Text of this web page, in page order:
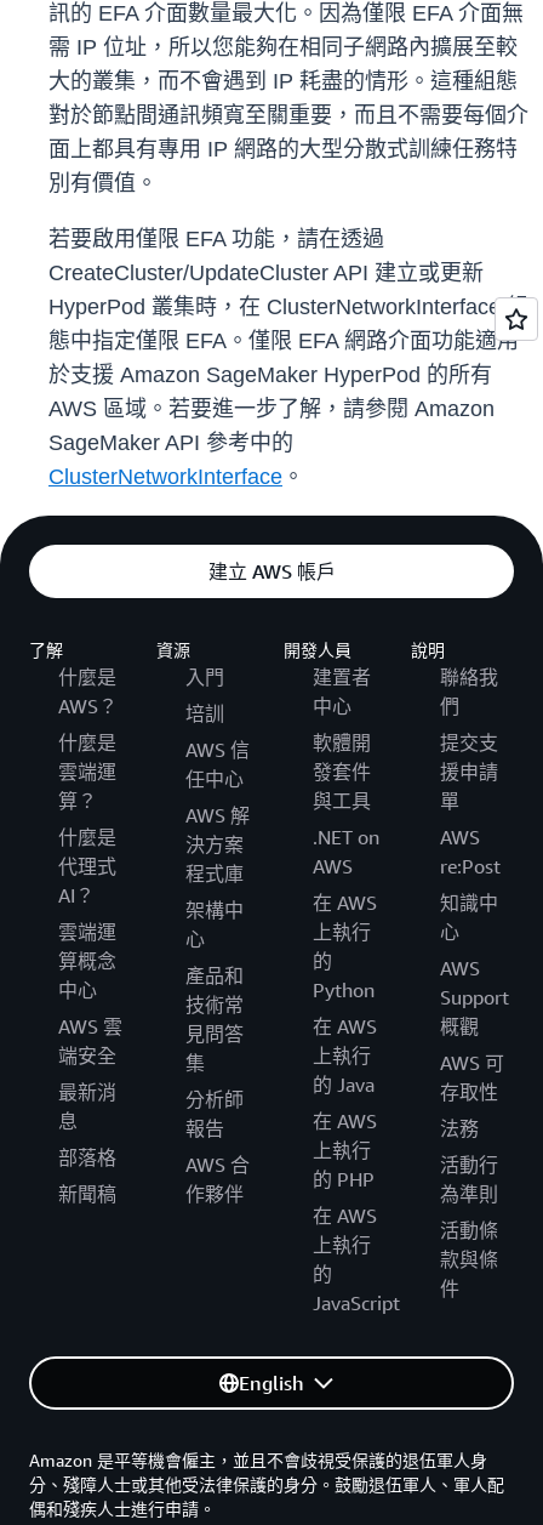
訊的 EFA 介面數量最大化。因為僅限 EFA 介面無
需 IP 位址，所以您能夠在相同子網路內擴展至較
大的叢集，而不會遇到 IP 耗盡的情形。這種組態
對於節點間通訊頻寬至關重要，而且不需要每個介
面上都具有專用 IP 網路的大型分散式訓練任務特
別有價值。
若要啟用僅限 EFA 功能，請在透過
CreateCluster/UpdateCluster API 建立或更新
HyperPod 叢集時，在 ClusterNetworkInterface 組
態中指定僅限 EFA。僅限 EFA 網路介面功能適用
於支援 Amazon SageMaker HyperPod 的所有
AWS 區域。若要進一步了解，請參閱 Amazon
SageMaker API 參考中的
ClusterNetworkInterface 。
建立 AWS 帳戶
了解
什麼是
AWS？
什麼是
雲端運
算？
什麼是
代理式
AI？
雲端運
算概念
中心
AWS 雲
端安全
最新消
息
部落格
新聞稿
資源
入門
培訓
AWS 信
任中心
AWS 解
決方案
程式庫
架構中
心
產品和
技術常
見問答
集
分析師
報告
AWS 合
作夥伴
開發人員
建置者
中心
軟體開
發套件
與工具
.NET on
AWS
在 AWS
上執行
的
Python
在 AWS
上執行
的 Java
在 AWS
上執行
的 PHP
在 AWS
上執行
的
JavaScript
說明
聯絡我
們
提交支
援申請
單
AWS
re:Post
知識中
心
AWS
Support
概觀
AWS 可
存取性
法務
活動行
為準則
活動條
款與條
件
English
Amazon 是平等機會僱主，並且不會歧視受保護的退伍軍人身
分、殘障人士或其他受法律保護的身分。鼓勵退伍軍人、軍人配
偶和殘疾人士進行申請。